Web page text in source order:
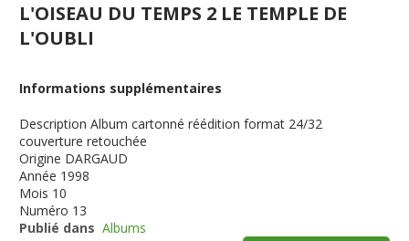
L'OISEAU DU TEMPS 2 LE TEMPLE DE
L'OUBLI
Informations supplémentaires
Description Album cartonné réédition format 24/32
couverture retouchée
Origine DARGAUD
Année 1998
Mois 10
Numéro 13
Publié dans Albums